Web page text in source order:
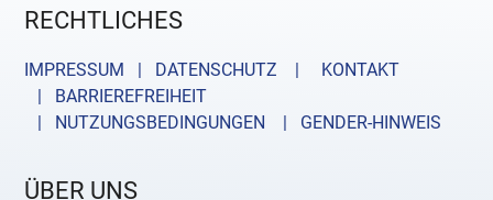
RECHTLICHES
IMPRESSUM | DATENSCHUTZ |
KONTAKT
| BARRIEREFREIHEIT
| NUTZUNGSBEDINGUNGEN
| GENDER-HINWEIS
ÜBER UNS